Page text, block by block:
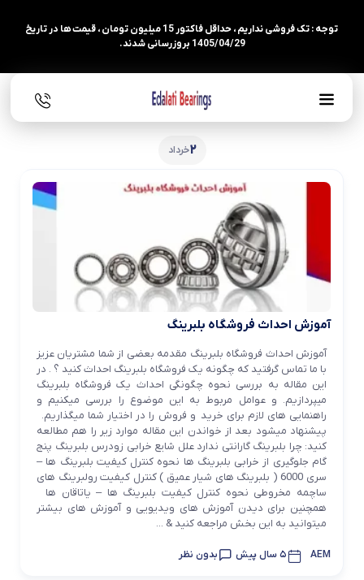
توجه : تک فروشی نداریم ، حداقل فاکتور 15 میلیون تومان ، قیمت ها در تاریخ
1405/04/29 بروزرسانی شدند.
2خرداد
آموزش احداث فروشگاه بلبرینگ
آموزش احداث فروشگاه بلبرینگ مقدمه بعضی از شما مشتریان عزیز
با ما تماس گرفتید که چگونه یک فروشگاه بلبرینگ احداث کنید ؟ . در
این مقاله به بررسی نحوه چگونگی احداث یک فروشگاه بلبرینگ
میپردازیم. و عوامل مربوط به این موضوع را بررسی میکنیم و
راهنمایی های لازم برای خرید و فروش را در اختیار شما میگذاریم.
پیشنهاد میشود بعد از خواندن این مقاله موارد زیر را هم مطالعه
کنید: چرا بلبرینگ گارانتی ندارد علل شایع خرابی زودرس بلبرینگ پنج
گام جلوگیری از خرابی بلبرینگ ها نحوه کنترل کیفیت بلبرینگ ها –
سری 6000 ( بلبرینگ های شیار عمیق ) کنترل کیفیت رولبرینگ های
ساچمه مخروطی نحوه کنترل کیفیت بلبرینگ ها – یاتاقان ها
همچنین برای دیدن آموزش های ویدیویی و آموزش های بیشتر
میتوانید به این بخش مراجعه کنید & ...
AEM 5 سال پیش بدون نظر